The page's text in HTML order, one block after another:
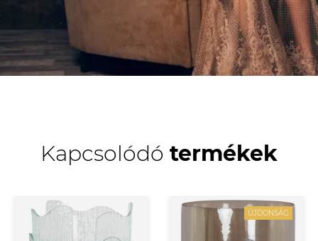
Kapcsolódó termékek
ÚJDONSÁG